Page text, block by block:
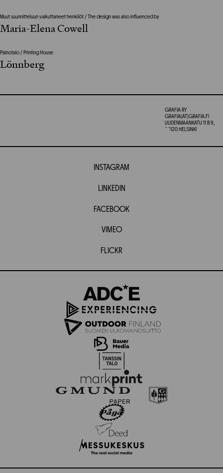
Muut suunnitteluun vaikuttaneet henkilöt / The design was also influenced by
Maria-Elena Cowell
Painotalo / Printing House
Lönnberg
GRAFIA RY
GRAFIA(AT)GRAFIA.FI
UUDENMAANKATU 11 B 9,
00120 HELSINKI
INSTAGRAM
LINKEDIN
FACEBOOK
VIMEO
FLICKR